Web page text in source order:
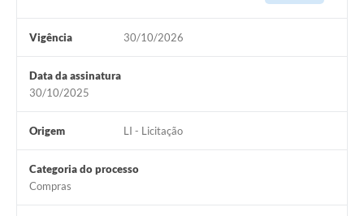
Vigência 30/10/2026
Data da assinatura
30/10/2025
Origem LI - Licitação
Categoria do processo
Compras